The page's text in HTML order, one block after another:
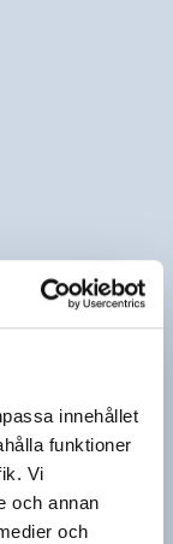
innehållet
funktioner
Vi
och annan
och